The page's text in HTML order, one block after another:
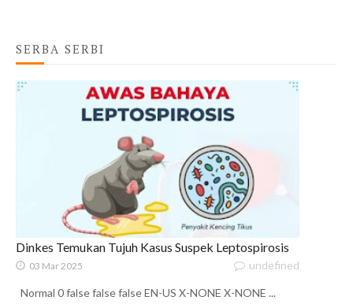
SERBA SERBI
Dinkes Temukan Tujuh Kasus Suspek Leptospirosis
03 Mar 2025 undefined
Normal 0 false false false EN-US X-NONE X-NONE ...